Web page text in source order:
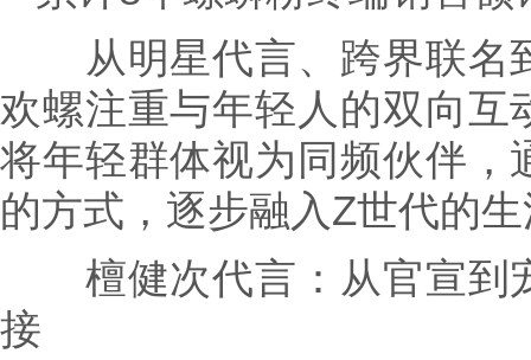
从明星代言、跨界联名
欢螺注重与年轻人的双向
将年轻群体视为同频伙伴，
的方式，逐步融入Z世代的
檀健次代言：从官宣到
接